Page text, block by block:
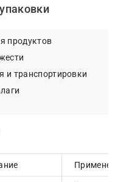
продуктов
и транспортировки